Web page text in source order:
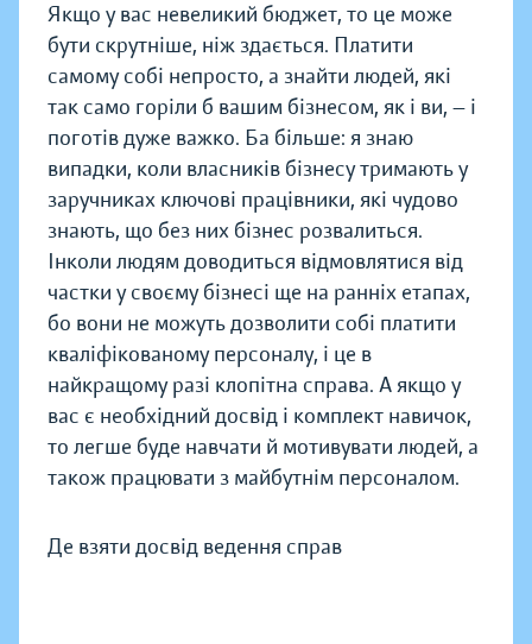
Якщо у вас невеликий бюджет, то це може
бути скрутніше, ніж здається. Платити
самому собі непросто, а знайти людей, які
так само горіли б вашим бізнесом, як і ви, — і
поготів дуже важко. Ба більше: я знаю
випадки, коли власників бізнесу тримають у
заручниках ключові працівники, які чудово
знають, що без них бізнес розвалиться.
Інколи людям доводиться відмовлятися від
частки у своєму бізнесі ще на ранніх етапах,
бо вони не можуть дозволити собі платити
кваліфікованому персоналу, і це в
найкращому разі клопітна справа. А якщо у
вас є необхідний досвід і комплект навичок,
то легше буде навчати й мотивувати людей, а
також працювати з майбутнім персоналом.
Де взяти досвід ведення справ